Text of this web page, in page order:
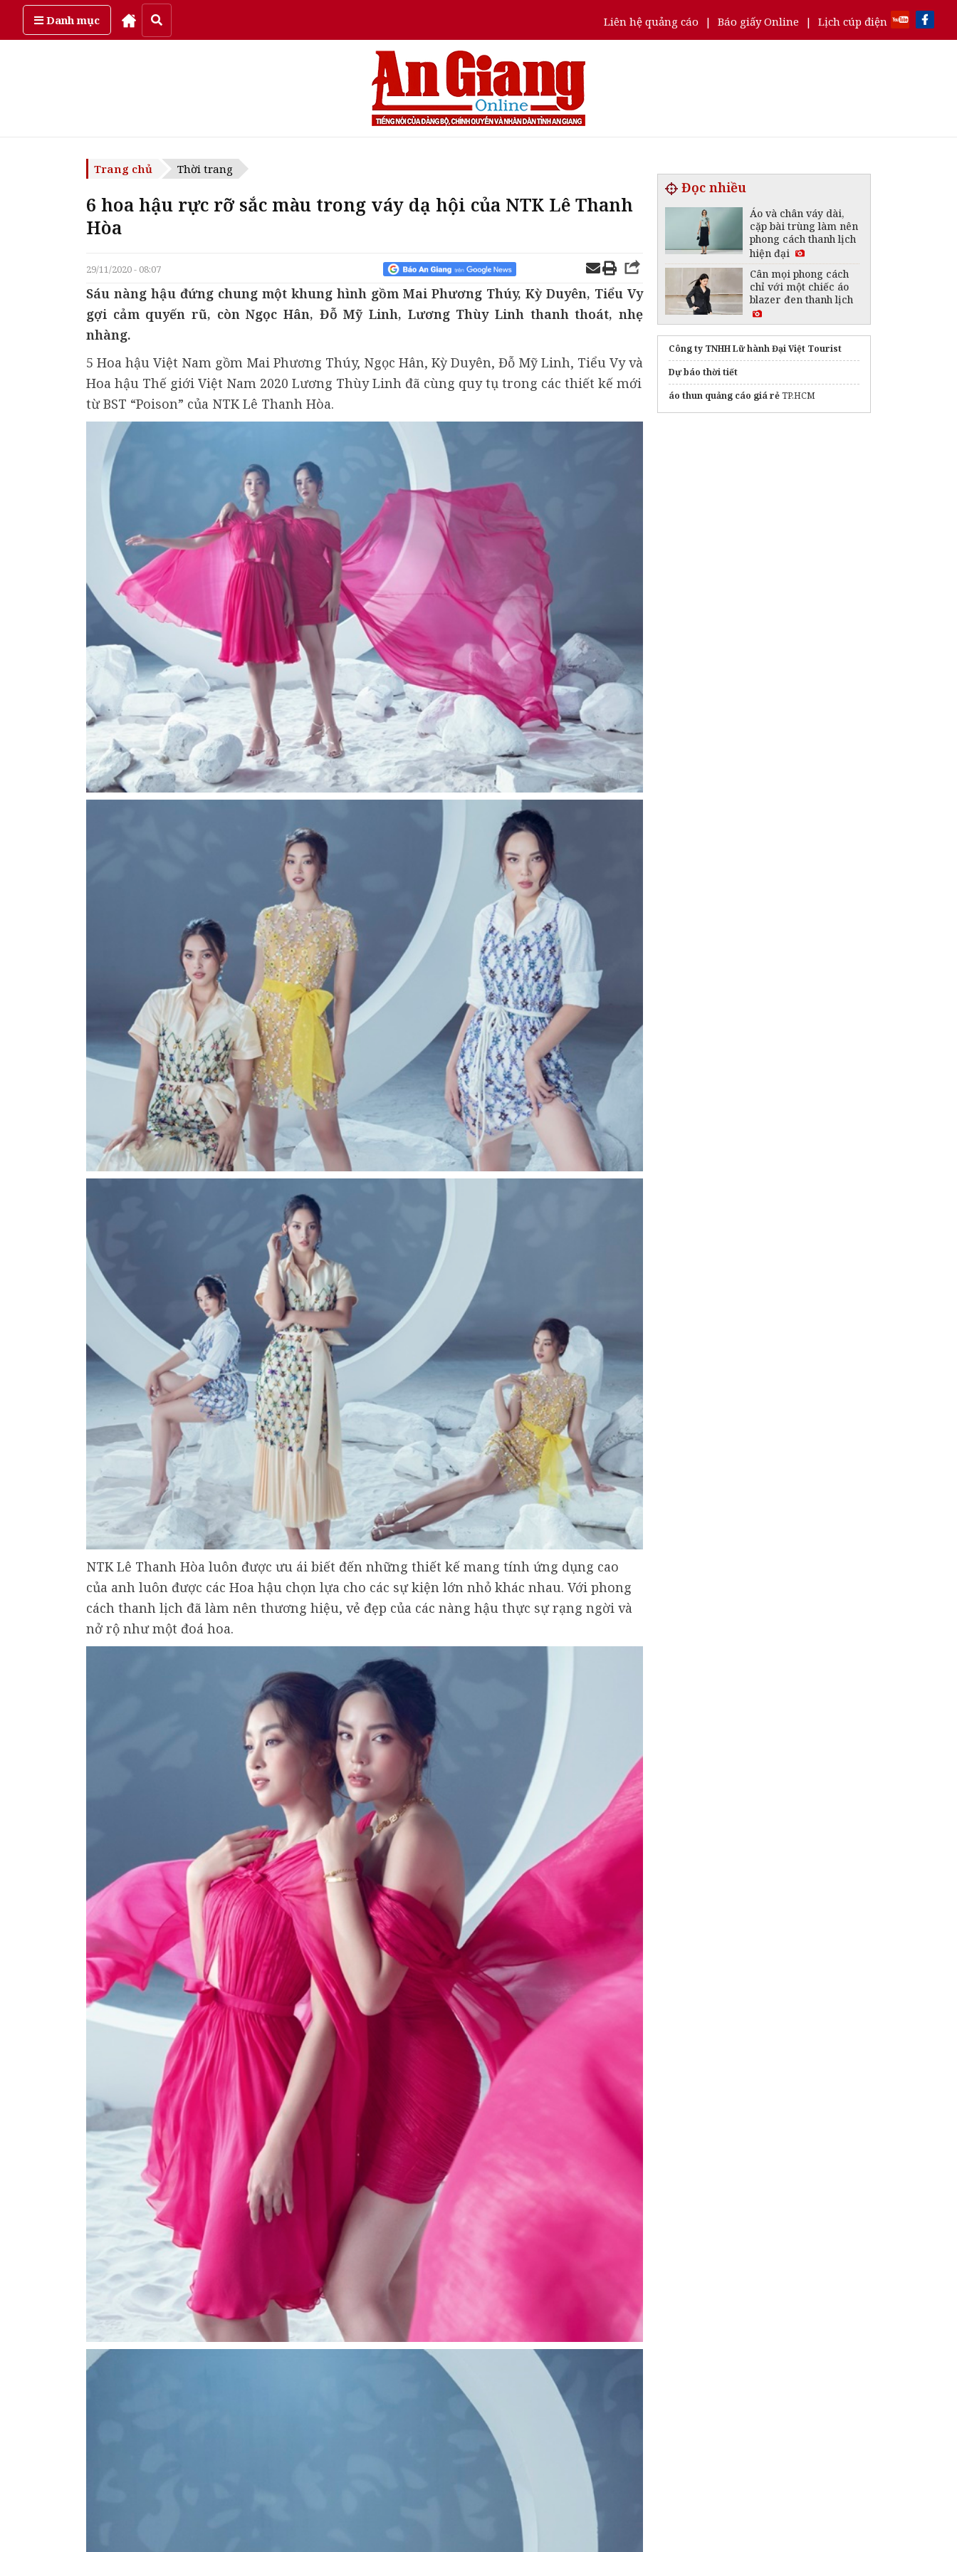
Danh mục Liên hệ quảng cáo | Báo giấy Online | Lịch cúp điện
Thứ bảy, ngày 8/08/2026
Trang chủ Thời trang
6 hoa hậu rực rỡ sắc màu trong váy dạ hội của NTK Lê Thanh
Hòa
29/11/2020 - 08:07
Sáu nàng hậu đứng chung một khung hình gồm Mai Phương Thúy, Kỳ Duyên, Tiểu Vy
gợi cảm quyến rũ, còn Ngọc Hân, Đỗ Mỹ Linh, Lương Thùy Linh thanh thoát, nhẹ
nhàng.
5 Hoa hậu Việt Nam gồm Mai Phương Thúy, Ngọc Hân, Kỳ Duyên, Đỗ Mỹ Linh, Tiểu Vy và
Hoa hậu Thế giới Việt Nam 2020 Lương Thùy Linh đã cùng quy tụ trong các thiết kế mới
từ BST “Poison” của NTK Lê Thanh Hòa.
NTK Lê Thanh Hòa luôn được ưu ái biết đến những thiết kế mang tính ứng dụng cao
của anh luôn được các Hoa hậu chọn lựa cho các sự kiện lớn nhỏ khác nhau. Với phong
cách thanh lịch đã làm nên thương hiệu, vẻ đẹp của các nàng hậu thực sự rạng ngời và
nở rộ như một đoá hoa.
Đọc nhiều
Áo và chân váy dài,
cặp bài trùng làm nên
phong cách thanh lịch
hiện đại
Cân mọi phong cách
chỉ với một chiếc áo
blazer đen thanh lịch
Công ty TNHH Lữ hành Đại Việt Tourist
Dự báo thời tiết
áo thun quảng cáo giá rẻTP.HCM